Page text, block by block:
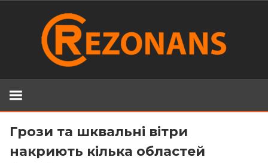
Грози та шквальні вітри
накриють кілька областей